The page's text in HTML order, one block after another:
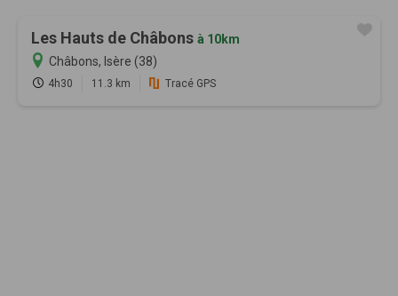
Les Hauts de Châbons à 10km
Châbons, Isère (38)
4h30 11.3 km Tracé GPS